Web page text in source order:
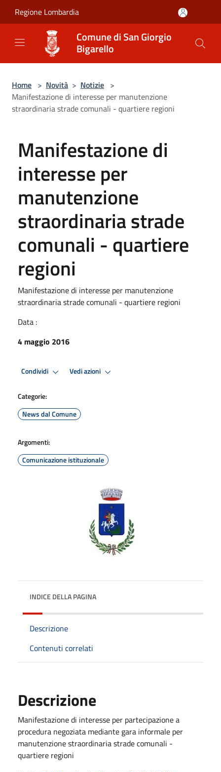
Regione Lombardia
Comune di San Giorgio
Bigarello
Home > Novità > Notizie >
Manifestazione di interesse per manutenzione
straordinaria strade comunali - quartiere regioni
Manifestazione di
interesse per
manutenzione
straordinaria strade
comunali - quartiere
regioni
Manifestazione di interesse per manutenzione
straordinaria strade comunali - quartiere regioni
Data :
4 maggio 2016
Condividi Vedi azioni
Categorie:
News dal Comune
Argomenti:
Comunicazione istituzionale
INDICE DELLA PAGINA
Descrizione
Contenuti correlati
Descrizione
Manifestazione di interesse per partecipazione a
procedura negoziata mediante gara informale per
manutenzione straordinaria strade comunali -
quartiere regioni